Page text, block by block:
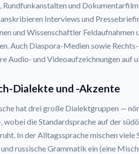
Rundfunkanstalten und
Interviews und
und Wissenschaftler
Auch Diaspora-Medien sowie
Audio- und Videoaufzeichnungen auf
Dialekte und -Akzente
hat drei große Dialektgruppen —
wobei die Standardsprache auf der
In der Alltagssprache mischen viele
russische Grammatik ein (eine